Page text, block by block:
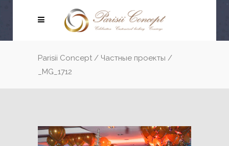
Parisii Concept / Частные проекты /
_MG_1712